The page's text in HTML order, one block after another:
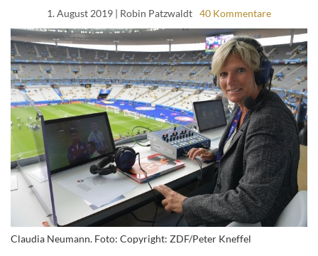
1. August 2019 | Robin Patzwaldt 40 Kommentare
Claudia Neumann. Foto: Copyright: ZDF/Peter Kneffel